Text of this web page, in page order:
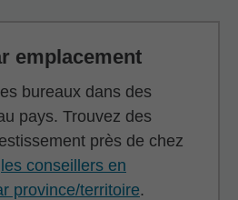
emplacement
bureaux dans des
pays. Trouvez des
près de chez
les conseillers en
province/territoire.